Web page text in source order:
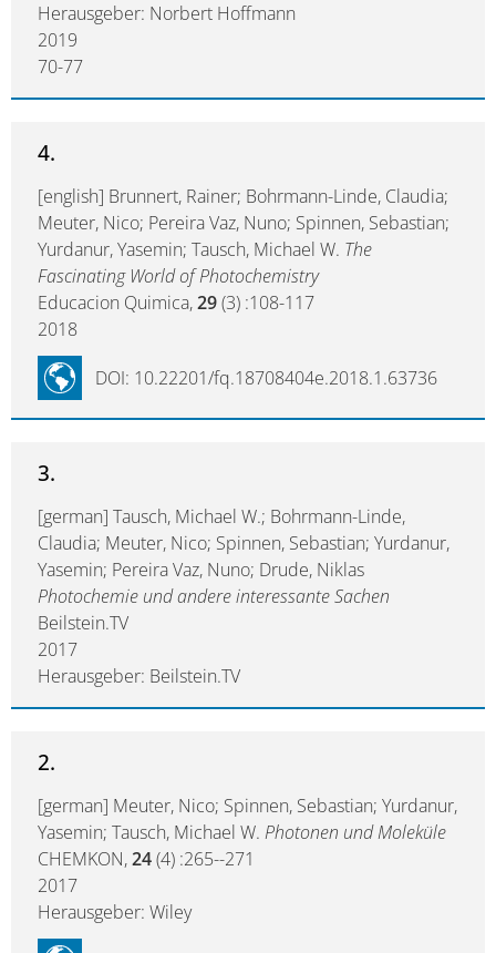
Herausgeber: Norbert Hoffmann
2019
70-77
4.
[english] Brunnert, Rainer; Bohrmann-Linde, Claudia;
Meuter, Nico; Pereira Vaz, Nuno; Spinnen, Sebastian;
Yurdanur, Yasemin; Tausch, Michael W. The
Fascinating World of Photochemistry
Educacion Quimica,29(3) :108-117
2018
DOI: 10.22201/fq.18708404e.2018.1.63736
3.
[german] Tausch, Michael W.; Bohrmann-Linde,
Claudia; Meuter, Nico; Spinnen, Sebastian; Yurdanur,
Yasemin; Pereira Vaz, Nuno; Drude, Niklas
Photochemie und andere interessante Sachen
Beilstein.TV
2017
Herausgeber: Beilstein.TV
2.
[german] Meuter, Nico; Spinnen, Sebastian; Yurdanur,
Yasemin; Tausch, Michael W. Photonen und Moleküle
CHEMKON,24(4) :265--271
2017
Herausgeber: Wiley